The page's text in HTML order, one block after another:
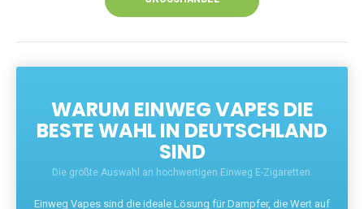
GROSSHANDEL
WARUM EINWEG VAPES DIE
BESTE WAHL IN DEUTSCHLAND
SIND